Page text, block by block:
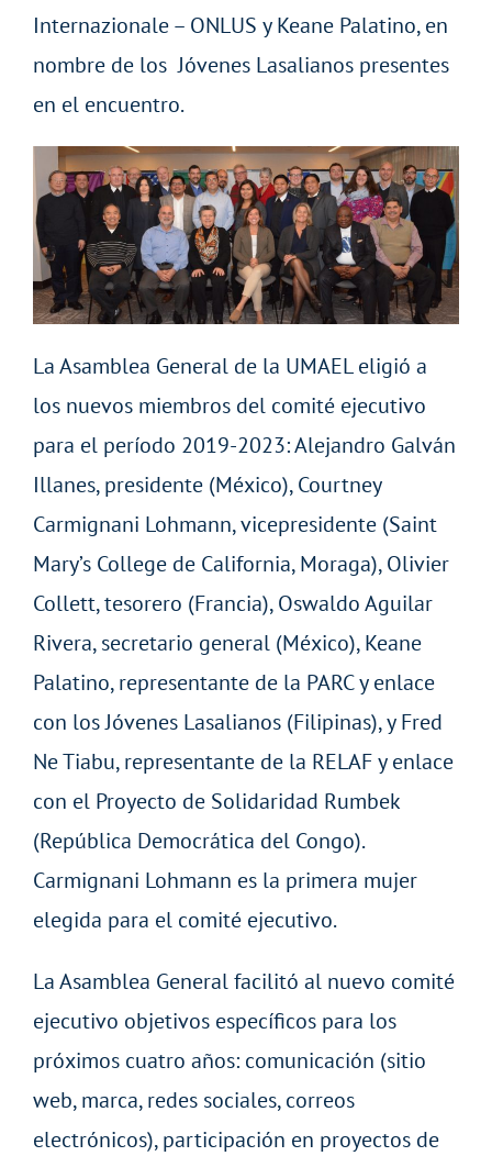
Internazionale – ONLUS y Keane Palatino, en
nombre de los Jóvenes Lasalianos presentes
en el encuentro.
La Asamblea General de la UMAEL eligió a
los nuevos miembros del comité ejecutivo
para el período 2019-2023: Alejandro Galván
Illanes, presidente (México), Courtney
Carmignani Lohmann, vicepresidente (Saint
Mary’s College de California, Moraga), Olivier
Collett, tesorero (Francia), Oswaldo Aguilar
Rivera, secretario general (México), Keane
Palatino, representante de la PARC y enlace
con los Jóvenes Lasalianos (Filipinas), y Fred
Ne Tiabu, representante de la RELAF y enlace
con el Proyecto de Solidaridad Rumbek
(República Democrática del Congo).
Carmignani Lohmann es la primera mujer
elegida para el comité ejecutivo.
La Asamblea General facilitó al nuevo comité
ejecutivo objetivos específicos para los
próximos cuatro años: comunicación (sitio
web, marca, redes sociales, correos
electrónicos), participación en proyectos de